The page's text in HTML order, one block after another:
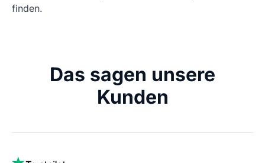
finden.
Das sagen unsere
Kunden